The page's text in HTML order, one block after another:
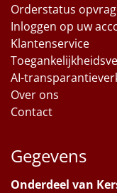
Per stuk
Alle overige
Orderstatus
Inloggen op uw
Klantenservice
AI-
Over ons
Contact
Gegevens
Onderdeel van